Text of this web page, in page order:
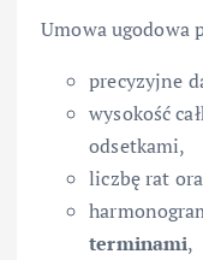
Umowa ugodowa
precyzyjne
wysokość
odsetkami,
liczbę rat
terminami,